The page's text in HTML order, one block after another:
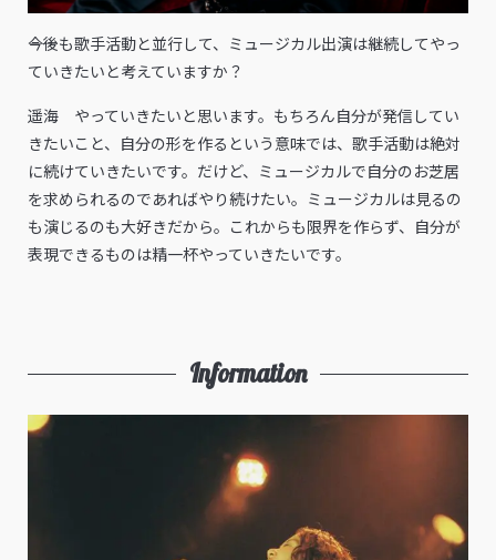
――今後も歌手活動と並行して、ミュージカル出演は継続してやっ
ていきたいと考えていますか？
遥海 やっていきたいと思います。もちろん自分が発信してい
きたいこと、自分の形を作るという意味では、歌手活動は絶対
に続けていきたいです。だけど、ミュージカルで自分のお芝居
を求められるのであればやり続けたい。ミュージカルは見るの
も演じるのも大好きだから。これからも限界を作らず、自分が
表現できるものは精一杯やっていきたいです。
Information